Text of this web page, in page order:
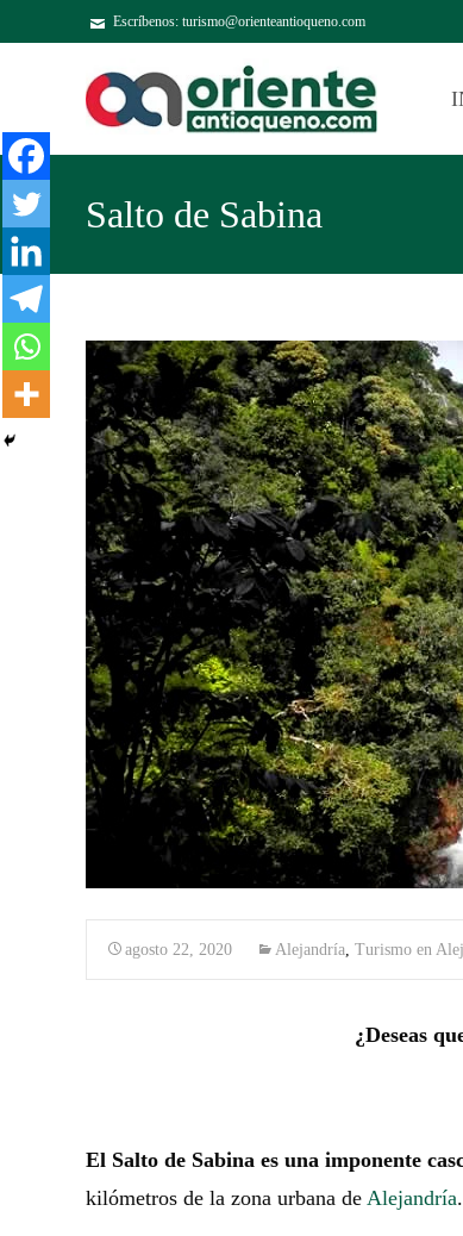
Escríbenos: turismo@orienteantioqueno.com
Salto de Sabina
agosto 22, 2020 Alejandría, Turismo en
¿Deseas
El Salto de Sabina es una imponente
kilómetros de la zona urbana de Alejandría.